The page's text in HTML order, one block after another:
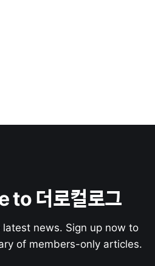
더로컬로그
news. Sign up now to
of members-only articles.